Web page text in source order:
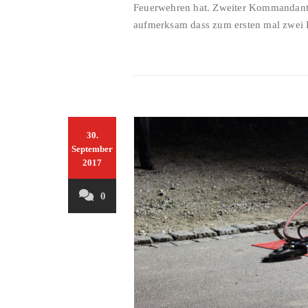
Feuerwehren hat. Zweiter
aufmerksam dass zum ersten mal
30.
September
2017
0